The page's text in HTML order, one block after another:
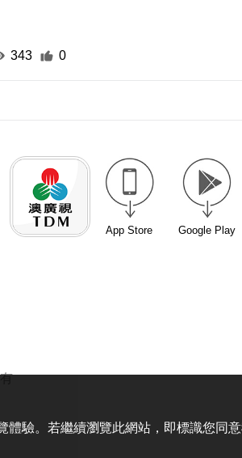
343 0
App Store Google Play
體驗。若繼續瀏覽此網站，即標識您同